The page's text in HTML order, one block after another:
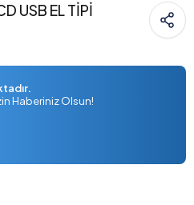
USB EL TİPİ
Haberiniz Olsun!